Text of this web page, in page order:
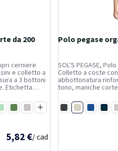
da 200
cerniere
e colletto a
a 3 bottoni
Etichetta
Verde bottiglia
Grigio melange
bacca
tempesta
Lilla Rosso pallido
Blu calmo
5,82 €/ cad
Polo pegase
SOL'S PEGASE,
Colletto a coste
abbottonatura
tono, maniche
ricambio cucito
vestibilità comoda...
NeroBiancoBlu royal
Blu